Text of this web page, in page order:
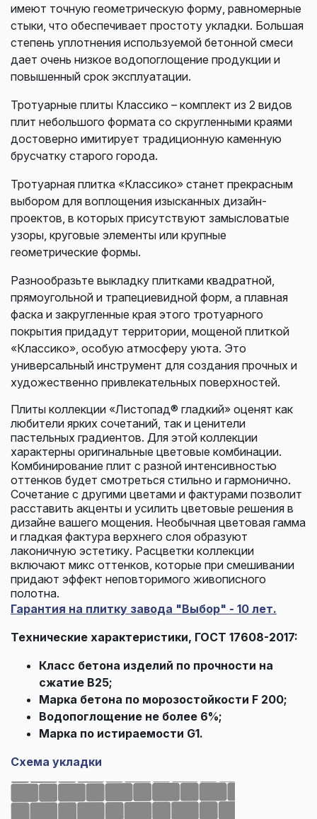
имеют точную геометрическую форму, равномерные
стыки, что обеспечивает простоту укладки. Большая
степень уплотнения используемой бетонной смеси
дает очень низкое водопоглощение продукции и
повышенный срок эксплуатации.
Тротуарные плиты Классико – комплект из 2 видов
плит небольшого формата со скругленными краями
достоверно имитирует традиционную каменную
брусчатку старого города.
Тротуарная плитка «Классико» станет прекрасным
выбором для воплощения изысканных дизайн-
проектов, в которых присутствуют замысловатые
узоры, круговые элементы или крупные
геометрические формы.
Разнообразьте выкладку плитками квадратной,
прямоугольной и трапециевидной форм, а плавная
фаска и закругленные края этого тротуарного
покрытия придадут территории, мощеной плиткой
«Классико», особую атмосферу уюта. Это
универсальный инструмент для создания прочных и
художественно привлекательных поверхностей.
Плиты коллекции «Листопад® гладкий» оценят как
любители ярких сочетаний, так и ценители
пастельных градиентов. Для этой коллекции
характерны оригинальные цветовые комбинации.
Комбинирование плит с разной интенсивностью
оттенков будет смотреться стильно и гармонично.
Сочетание с другими цветами и фактурами позволит
расставить акценты и усилить цветовые решения в
дизайне вашего мощения. Необычная цветовая гамма
и гладкая фактура верхнего слоя образуют
лаконичную эстетику. Расцветки коллекции
включают микс оттенков, которые при смешивании
придают эффект неповторимого живописного
полотна.
Гарантия на плитку завода "Выбор" - 10 лет.
Технические характеристики, ГОСТ 17608-2017:
Класс бетона изделий по прочности на
сжатие В25;
Марка бетона по морозостойкости F 200;
Водопоглощение не более 6%;
Марка по истираемости G1.
Схема укладки